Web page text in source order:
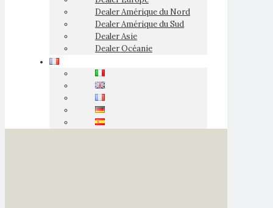
Dealer Amérique du Nord
Dealer Amérique du Sud
Dealer Asie
Dealer Océanie